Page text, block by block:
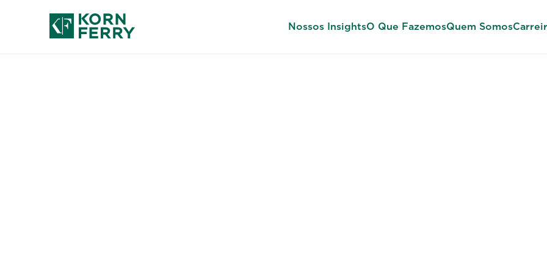
Nossos InsightsO Que FazemosQuem Somos